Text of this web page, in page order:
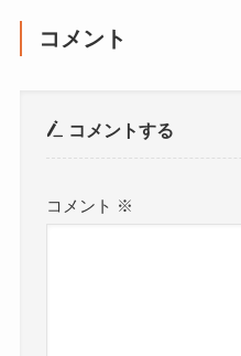
コメント
コメントする
コメント ※